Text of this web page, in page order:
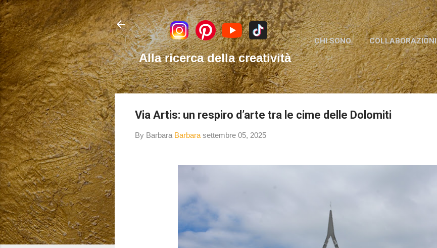
Passa ai contenuti principali
Alla ricerca della creatività
CHI SONO COLLABORAZIONI
Via Artis: un respiro d’arte tra le cime delle Dolomiti
By Barbara Barbara settembre 05, 2025